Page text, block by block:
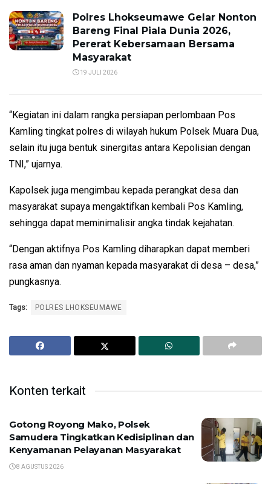
Polres Lhokseumawe Gelar Nonton
Bareng Final Piala Dunia 2026,
Pererat Kebersamaan Bersama
Masyarakat
19 JULI 2026
“Kegiatan ini dalam rangka persiapan perlombaan Pos
Kamling tingkat polres di wilayah hukum Polsek Muara Dua,
selain itu juga bentuk sinergitas antara Kepolisian dengan
TNI,” ujarnya.
Kapolsek juga mengimbau kepada perangkat desa dan
masyarakat supaya mengaktifkan kembali Pos Kamling,
sehingga dapat meminimalisir angka tindak kejahatan.
“Dengan aktifnya Pos Kamling diharapkan dapat memberi
rasa aman dan nyaman kepada masyarakat di desa – desa,”
pungkasnya.
Tags: POLRES LHOKSEUMAWE
Konten terkait
Gotong Royong Mako, Polsek
Samudera Tingkatkan Kedisiplinan dan
Kenyamanan Pelayanan Masyarakat
8 AGUSTUS 2026